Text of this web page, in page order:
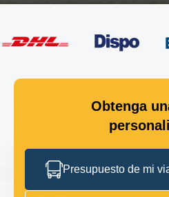
Obtenga
Presupuesto de mi